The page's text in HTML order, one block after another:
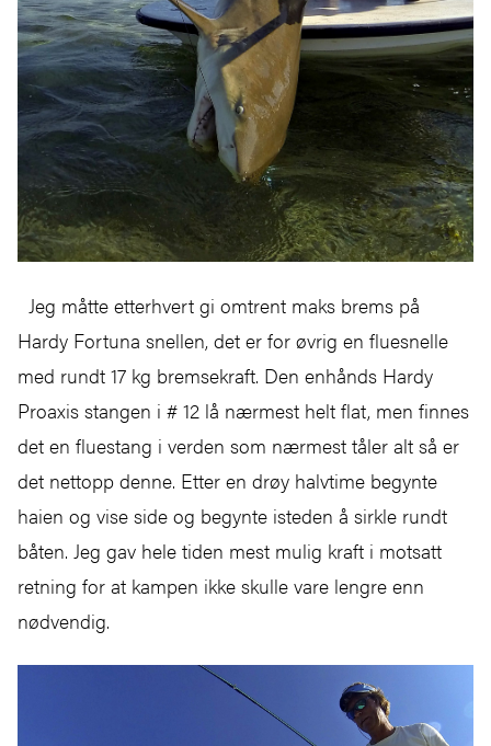
Jeg måtte etterhvert gi omtrent maks brems på
Hardy Fortuna snellen, det er for øvrig en fluesnelle
med rundt 17 kg bremsekraft. Den enhånds Hardy
Proaxis stangen i # 12 lå nærmest helt flat, men finnes
det en fluestang i verden som nærmest tåler alt så er
det nettopp denne. Etter en drøy halvtime begynte
haien og vise side og begynte isteden å sirkle rundt
båten. Jeg gav hele tiden mest mulig kraft i motsatt
retning for at kampen ikke skulle vare lengre enn
nødvendig.